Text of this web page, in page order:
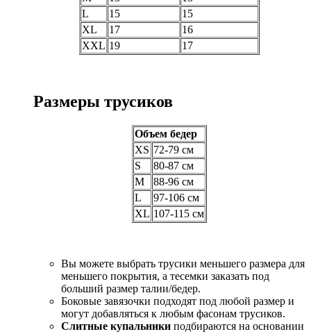
L
15
15
XL
17
16
XXL 19 17
Размеры трусиков
Объем бедер
XS 72-79 см
S
80-87 см
M
88-96 см
L
97-106 см
XL 107-115 см
Вы можете выбрать трусики меньшего размера для
меньшего покрытия, а тесемки заказать под
больший размер талии/бедер.
Боковые завязочки подходят под любой размер и
могут добавляться к любым фасонам трусиков.
Слитные купальники подбираются на основании